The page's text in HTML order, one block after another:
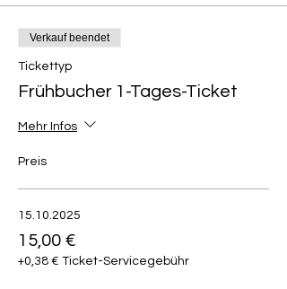
Verkauf beendet
Tickettyp
Frühbucher 1-Tages-Ticket
Mehr Infos
Preis
15.10.2025
15,00 €
+0,38 € Ticket-Servicegebühr